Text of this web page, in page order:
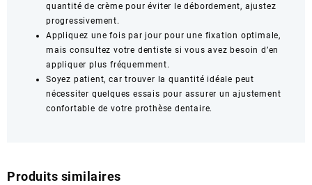
quantité de crème pour éviter le débordement, ajustez
progressivement.
Appliquez une fois par jour pour une fixation optimale,
mais consultez votre dentiste si vous avez besoin d’en
appliquer plus fréquemment.
Soyez patient, car trouver la quantité idéale peut
nécessiter quelques essais pour assurer un ajustement
confortable de votre prothèse dentaire.
Produits similaires